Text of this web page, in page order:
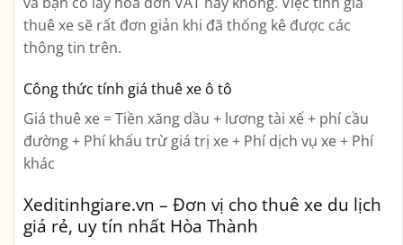
thuê xe sẽ rất đơn giản khi đã thống kê được các
thông tin trên.
Công thức tính giá thuê xe ô tô
Giá thuê xe = Tiền xăng dầu + lương tài xế + phí cầu
đường + Phí khấu trừ giá trị xe + Phí dịch vụ xe + Phí
khác
Xeditinhgiare.vn – Đơn vị cho thuê xe du lịch
giá rẻ, uy tín nhất Hòa Thành